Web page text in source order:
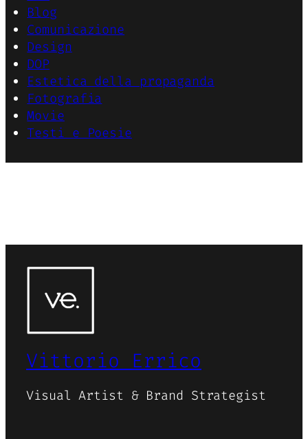
Blog
Comunicazione
Design
DOP
Estetica della propaganda
Fotografia
Movie
Testi e Poesie
Vittorio Errico
Visual Artist & Brand Strategist